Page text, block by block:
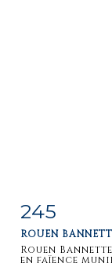
Item detail
245
ROUEN
Rouen
en faïence